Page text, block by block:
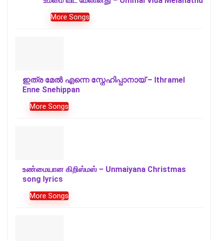
More Songs
ഇത്ര മേൽ എന്നെ സ്നേഹിപ്പാനായ് – Ithramel
Enne Snehippan
More Songs
உண்மையான கிறிஸ்மஸ் – Unmaiyana Christmas
song lyrics
More Songs